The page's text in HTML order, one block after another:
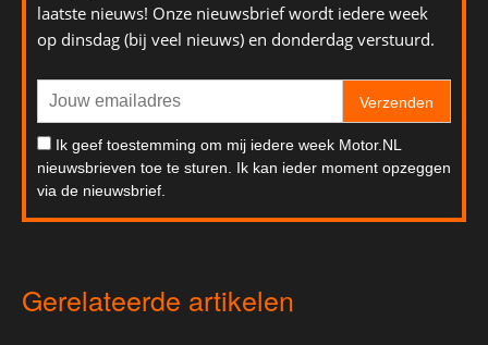
laatste nieuws! Onze nieuwsbrief wordt iedere week
op dinsdag (bij veel nieuws) en donderdag verstuurd.
Verzenden
Ik geef toestemming om mij iedere week Motor.NL
nieuwsbrieven toe te sturen. Ik kan ieder moment opzeggen
via de nieuwsbrief.
Gerelateerde artikelen